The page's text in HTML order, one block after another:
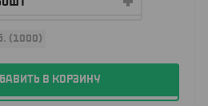
(1000)
В КОРЗИНУ